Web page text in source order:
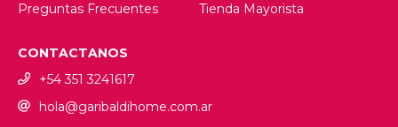
Preguntas Frecuentes Tienda Mayorista
CONTACTANOS
+54 351 3241617
hola@garibaldihome.com.ar